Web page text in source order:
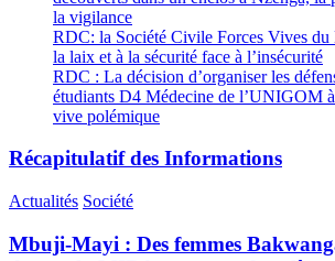
la vigilance
RDC: la Société Civile Forces Vives
la laix et à la sécurité face à l’insécurité
RDC : La décision d’organiser les
étudiants D4 Médecine de l’UNIGOM
vive polémique
Récapitulatif des Informations
Actualités Société
Mbuji-Mayi : Des femmes